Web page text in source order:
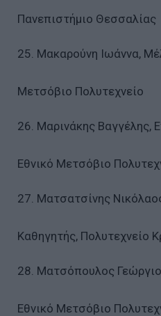
Πανεπιστήμιο Θεσσαλίας
25. Μακαρούνη Ιωάννα,
Μετσόβιο Πολυτεχνείο
26. Μαρινάκης Βαγγέλης,
Εθνικό Μετσόβιο
27. Ματσατσίνης
Καθηγητής, Πολυτεχνείο
28. Ματσόπουλος
Εθνικό Μετσόβιο